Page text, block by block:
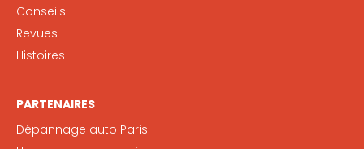
Conseils
Revues
Histoires
PARTENAIRES
Dépannage auto Paris